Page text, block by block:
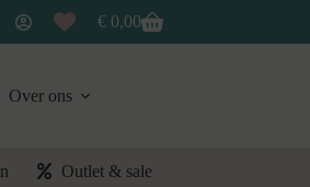
Winkelwagen
€0,00
Over ons
Outlet & sale